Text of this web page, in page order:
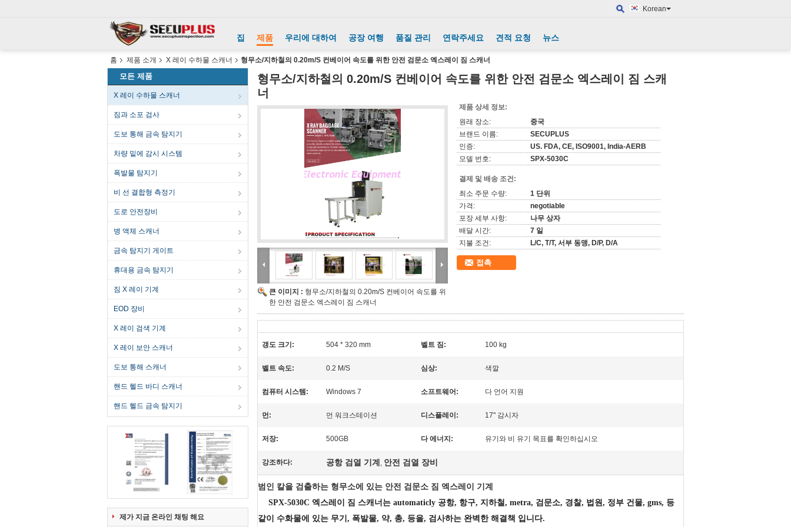
Korean
집 제품 우리에 대하여 공장 여행 품질 관리 연락주세요 견적 요청 뉴스
홈 제품 소개 X 레이 수하물 스캐너 형무소/지하철의 0.20m/S 컨베이어 속도를 위한 안전 검문소 엑스레이 짐 스캐너
모든 제품
X 레이 수하물 스캐너
짐과 소포 검사
도보 통해 금속 탐지기
차량 밑에 감시 시스템
폭발물 탐지기
비 선 결합형 측정기
도로 안전장비
병 액체 스캐너
금속 탐지기 게이트
휴대용 금속 탐지기
짐 X 레이 기계
EOD 장비
X 레이 검색 기계
X 레이 보안 스캐너
도보 통해 스캐너
핸드 헬드 바디 스캐너
핸드 헬드 금속 탐지기
제가 지금 온라인 채팅 해요
형무소/지하철의 0.20m/S 컨베이어 속도를 위한 안전 검문소 엑스레이 짐 스캐
너
큰 이미지 : 형무소/지하철의 0.20m/S 컨베이어 속도를 위
한 안전 검문소 엑스레이 짐 스캐너
제품 상세 정보:
원래 장소:
중국
브랜드 이름:
SECUPLUS
인증:
US. FDA, CE, ISO9001, India-AERB
모델 번호:
SPX-5030C
결제 및 배송 조건:
최소 주문 수량:
1 단위
가격:
negotiable
포장 세부 사항:
나무 상자
배달 시간:
7 일
지불 조건:
L/C, T/T, 서부 동맹, D/P, D/A
접촉
갱도 크기: 504 * 320 mm 벨트 짐: 100 kg
벨트 속도: 0.2 M/S 심상: 색깔
컴퓨터 시스템: Windows 7 소프트웨어: 다 언어 지원
먼: 먼 워크스테이션 디스플레이: 17" 감시자
저장: 500GB 다 에너지: 유기와 비 유기 목표를 확인하십시오
강조하다: 공항 검열 기계 , 안전 검열 장비
범인 칼을 검출하는 형무소에 있는 안전 검문소 짐 엑스레이 기계
SPX-5030C 엑스레이 짐 스캐너는 automaticly 공항, 항구, 지하철, metra, 검문소, 경찰, 법원, 정부 건물, gms, 등
같이 수화물에 있는 무기, 폭발물, 약, 총, 등을, 검사하는 완벽한 해결책 입니다.